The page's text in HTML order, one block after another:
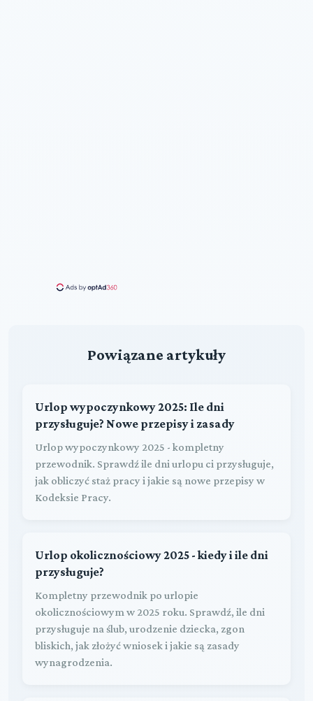
Powiązane artykuły
Urlop wypoczynkowy 2025: Ile dni
przysługuje? Nowe przepisy i zasady
Urlop wypoczynkowy 2025 - kompletny
przewodnik. Sprawdź ile dni urlopu ci przysługuje,
jak obliczyć staż pracy i jakie są nowe przepisy w
Kodeksie Pracy.
Urlop okolicznościowy 2025 - kiedy i ile dni
przysługuje?
Kompletny przewodnik po urlopie
okolicznościowym w 2025 roku. Sprawdź, ile dni
przysługuje na ślub, urodzenie dziecka, zgon
bliskich, jak złożyć wniosek i jakie są zasady
wynagrodzenia.